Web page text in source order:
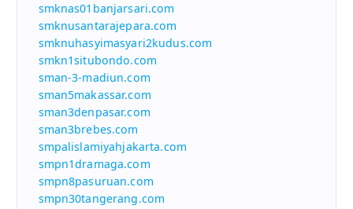
smknas01banjarsari.com
smknusantarajepara.com
smknuhasyimasyari2kudus.com
smkn1situbondo.com
sman-3-madiun.com
sman5makassar.com
sman3denpasar.com
sman3brebes.com
smpalislamiyahjakarta.com
smpn1dramaga.com
smpn8pasuruan.com
smpn30tangerang.com